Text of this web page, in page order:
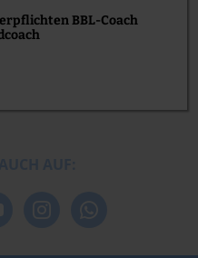
BBL-Coach